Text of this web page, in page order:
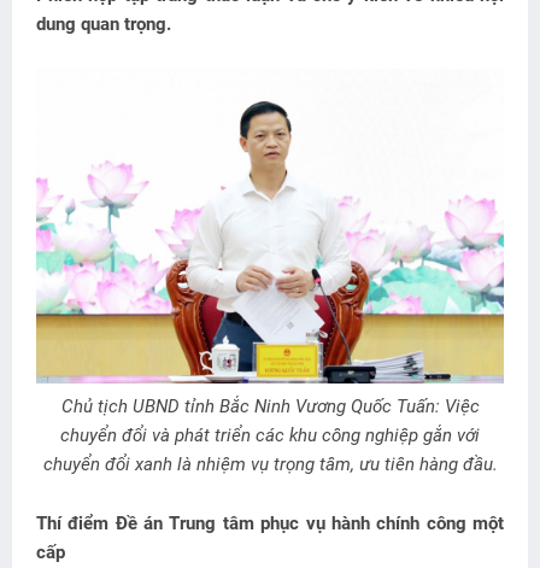
dung quan trọng.
Chủ tịch UBND tỉnh Bắc Ninh Vương Quốc Tuấn: Việc
chuyển đổi và phát triển các khu công nghiệp gắn với
chuyển đổi xanh là nhiệm vụ trọng tâm, ưu tiên hàng đầu.
Thí điểm Đề án Trung tâm phục vụ hành chính công một
cấp